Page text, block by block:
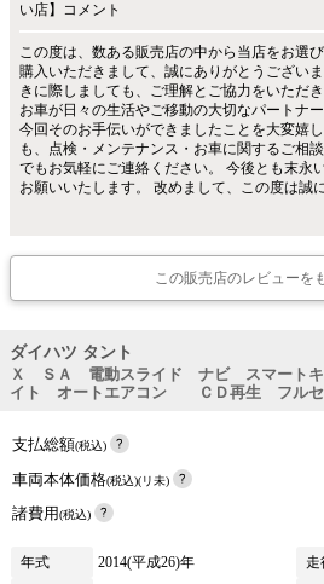
い店】コメント
この度は、数ある販売店の中から当店をお選
購入いただきまして、誠にありがとうござい
きに際しましても、ご理解とご協力をいただ
お車が日々の生活やご移動の大切なパートナ
今回そのお手伝いができましたことを大変嬉
も、点検・メンテナンス・お車に関するご相
でもお気軽にご連絡ください。 今後とも末永
お願いいたします。 改めまして、この度は誠
この販売店のレビューを
ダイハツ タント
Ｘ ＳＡ 電動スライド ナビ スマート
イト オートエアコン ＣＤ再生 フル
支払総額(税込)
車両本体価格(税込)(リ未)
諸費用(税込)
年式 2014(平成26)年 走